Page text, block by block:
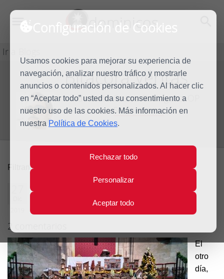
Configuración de Cookies
Usamos cookies para mejorar su experiencia de
navegación, analizar nuestro tráfico y mostrarle
anuncios o contenidos personalizados. Al hacer clic
en “Aceptar todo” usted da su consentimiento a
nuestro uso de las cookies. Más información en
nuestra Política de Cookies.
Rechazar todo
Personalizar
Aceptar todo
dominicos
Ir a Blogs
BlogBitácora Véritas
de Sixto Castro Rodríguez, OP
Sobre el autor
Filtrando por:
Navidad y
Transhumanismo
2 comentarios
El
otro
día,